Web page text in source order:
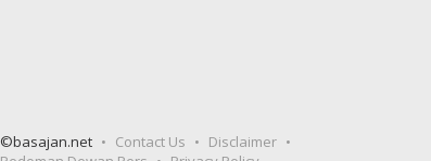
©basajan.net Contact Us
Disclaimer